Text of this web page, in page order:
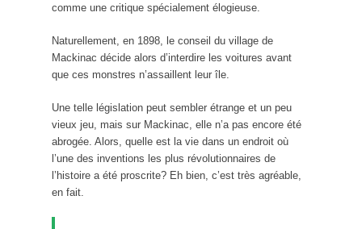
comme une critique spécialement élogieuse.
Naturellement, en 1898, le conseil du village de
Mackinac décide alors d’interdire les voitures avant
que ces monstres n’assaillent leur île.
Une telle législation peut sembler étrange et un peu
vieux jeu, mais sur Mackinac, elle n’a pas encore été
abrogée. Alors, quelle est la vie dans un endroit où
l’une des inventions les plus révolutionnaires de
l’histoire a été proscrite? Eh bien, c’est très agréable,
en fait.